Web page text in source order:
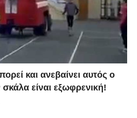
και ανεβαίνει αυτός ο
είναι εξωφρενική!